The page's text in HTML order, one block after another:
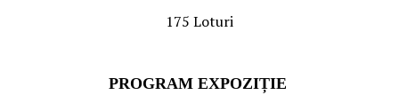
175 Loturi
PROGRAM EXPOZIȚIE